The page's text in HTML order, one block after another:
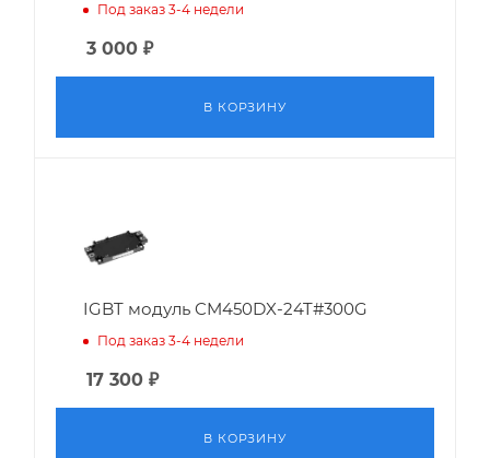
Под заказ 3-4 недели
3 000 ₽
В КОРЗИНУ
IGBT модуль CM450DX-24T#300G
Под заказ 3-4 недели
17 300 ₽
В КОРЗИНУ